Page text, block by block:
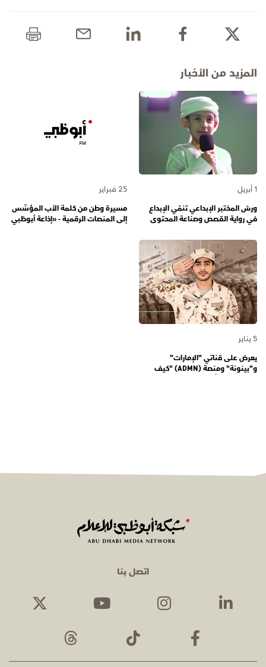
المزيد من الأخبار
1 أبريل
ورش المختبر الإبداعي تنمّي الإبداع
في رواية القصص وصناعة المحتوى
الصغار
25 فبراير
مسيرة وطن من كلمة الأب المؤسِّس
إلى المنصات الرقمية - «إذاعة أبوظبي
5 يناير
يعرض على قناتي "الإمارات"
و"بينونة" ومنصة (ADMN) "كيف
اتصل بنا